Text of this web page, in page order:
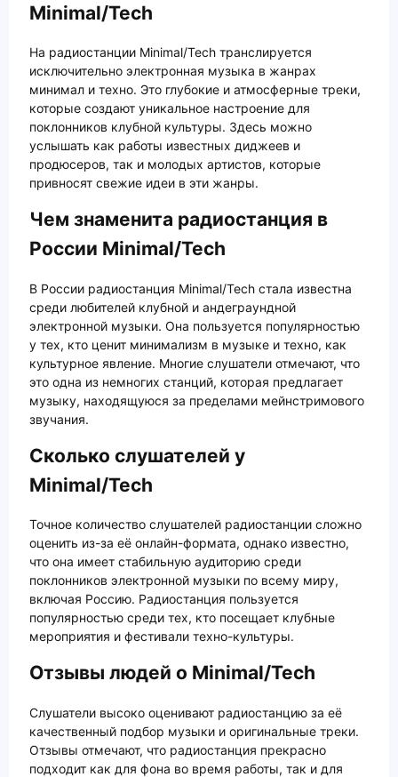
Minimal/Tech
На радиостанции Minimal/Tech транслируется
исключительно электронная музыка в жанрах
минимал и техно. Это глубокие и атмосферные треки,
которые создают уникальное настроение для
поклонников клубной культуры. Здесь можно
услышать как работы известных диджеев и
продюсеров, так и молодых артистов, которые
привносят свежие идеи в эти жанры.
Чем знаменита радиостанция в
России Minimal/Tech
В России радиостанция Minimal/Tech стала известна
среди любителей клубной и андеграундной
электронной музыки. Она пользуется популярностью
у тех, кто ценит минимализм в музыке и техно, как
культурное явление. Многие слушатели отмечают, что
это одна из немногих станций, которая предлагает
музыку, находящуюся за пределами мейнстримового
звучания.
Сколько слушателей у
Minimal/Tech
Точное количество слушателей радиостанции сложно
оценить из-за её онлайн-формата, однако известно,
что она имеет стабильную аудиторию среди
поклонников электронной музыки по всему миру,
включая Россию. Радиостанция пользуется
популярностью среди тех, кто посещает клубные
мероприятия и фестивали техно-культуры.
Отзывы людей о Minimal/Tech
Слушатели высоко оценивают радиостанцию за её
качественный подбор музыки и оригинальные треки.
Отзывы отмечают, что радиостанция прекрасно
подходит как для фона во время работы, так и для